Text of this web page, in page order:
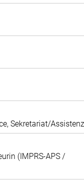
Sekretariat/Assistenz
(IMPRS-APS /